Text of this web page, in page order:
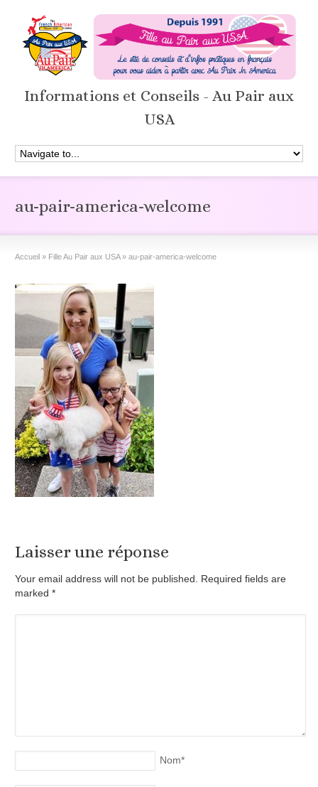
Informations et Conseils - Au Pair aux
USA
au-pair-america-welcome
Accueil » Fille Au Pair aux USA » au-pair-america-welcome
Laisser une réponse
Your email address will not be published. Required fields are
marked*
Nom*